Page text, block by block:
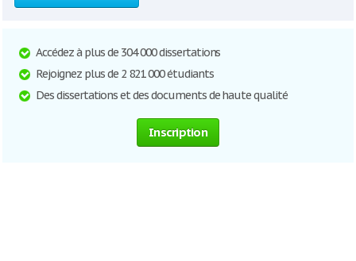
Accédez à plus de 304 000 dissertations
Rejoignez plus de 2 821 000 étudiants
Des dissertations et des documents de haute qualité
Inscription